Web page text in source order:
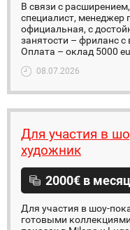
В связи с
специалист, менеджер
официальная, с
занятости – фриланс
Оплата – оклад 5000
08.07.2026
Для участия в
художник
2000€ в месяц
Для участия в шоу-
готовыми